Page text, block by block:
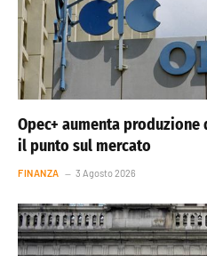
Opec+ aumenta
il punto sul mercato
FINANZA 3 Agosto 2026